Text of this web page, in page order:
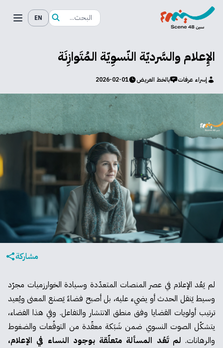
EN
الإِعلام والسَّرديّة النّسوِيّة المُتَوازِنَة
إسراء عرفات بالخط العريض 2026-02-01
مشاركة
لم يَعُد الإعلام في عصر المنصات المتعدّدة وسيادة الخوارزميات مجرّد
وسيط يَنقل الحدث أو يضيء عليه، بل أصبح فضاءً يَصنع المعنى ويُعيد
ترتيب أولويات القضايا وفق منطق الانتشار والتفاعل. وفي هذا الفضاء،
يتشكّل الصوت النسوي ضمن شَبَكة معقّدة من التوقّعات والضغوط
والرهانات. لم تَعُد المسألة متعلّقة بوجود النساء في الإعلام،